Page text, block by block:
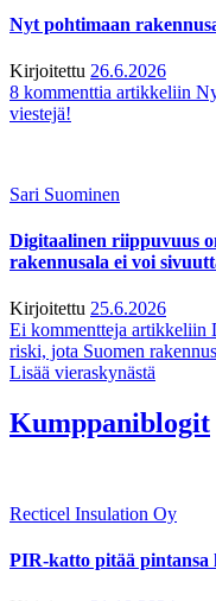
Nyt pohtimaan
Kirjoitettu 26.6.2026
8 kommenttia artikkeliin
viestejä!
Sari Suominen
Digitaalinen riippuvuus
rakennusala ei voi
Kirjoitettu 25.6.2026
Ei kommentteja artikkeliin
riski, jota Suomen
Lisää vieraskynästä
Kumppaniblogit
Recticel Insulation Oy
PIR-katto pitää